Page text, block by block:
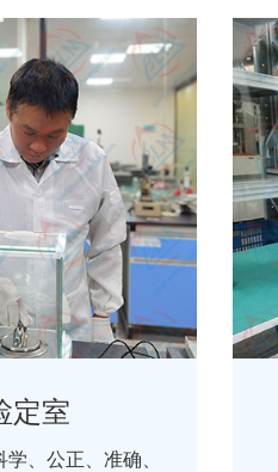
定室
公正、准确、